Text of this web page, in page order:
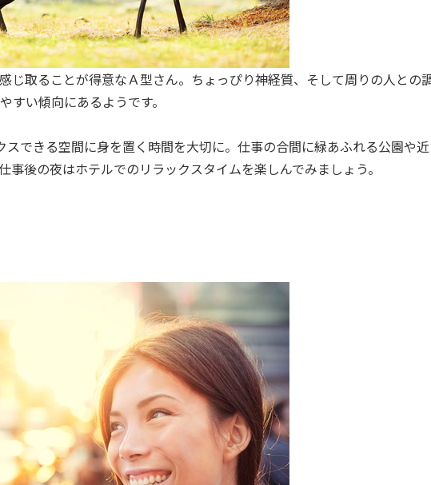
じ取ることが得意なＡ型さん。ちょっぴり神経質、そして周りの人との
すい傾向にあるようです。
できる空間に身を置く時間を大切に。仕事の合間に緑あふれる公園や
事後の夜はホテルでのリラックスタイムを楽しんでみましょう。